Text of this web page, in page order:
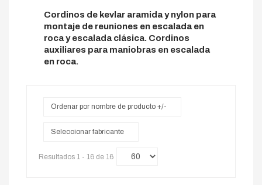
Cordinos de kevlar aramida y nylon para
montaje de reuniones en escalada en
roca y escalada clásica. Cordinos
auxiliares para maniobras en escalada
en roca.
Ordenar por nombre de producto +/-
Seleccionar fabricante
Resultados 1 - 16 de 16